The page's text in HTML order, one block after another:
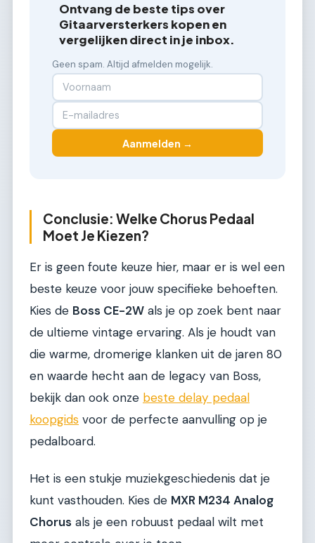
Ontvang de beste tips over
Gitaarversterkers kopen en
vergelijken direct in je inbox.
Geen spam. Altijd afmelden mogelijk.
Aanmelden →
Conclusie: Welke Chorus Pedaal
Moet Je Kiezen?
Er is geen foute keuze hier, maar er is wel een
beste keuze voor jouw specifieke behoeften.
Kies de Boss CE-2W als je op zoek bent naar
de ultieme vintage ervaring. Als je houdt van
die warme, dromerige klanken uit de jaren 80
en waarde hecht aan de legacy van Boss,
bekijk dan ook onze beste delay pedaal
koopgids voor de perfecte aanvulling op je
pedalboard.
Het is een stukje muziekgeschiedenis dat je
kunt vasthouden. Kies de MXR M234 Analog
Chorus als je een robuust pedaal wilt met